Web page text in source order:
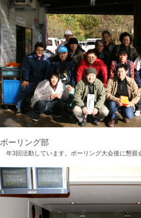
ボーリング部
年3回活動しています。ボーリング大会後に懇親